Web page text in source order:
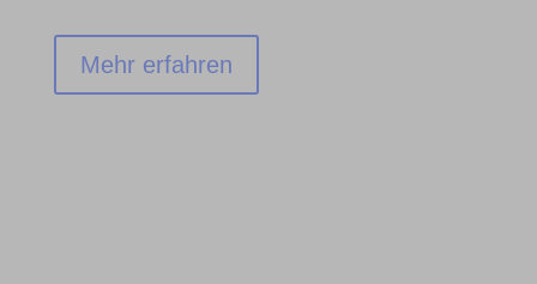
Mehr erfahren